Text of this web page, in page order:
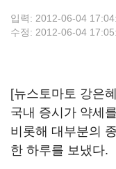
입력: 2012-06-04
수정: 2012-06-04
[뉴스토마토 강은
국내 증시가 약세
비롯해 대부분의
한 하루를 보냈다.